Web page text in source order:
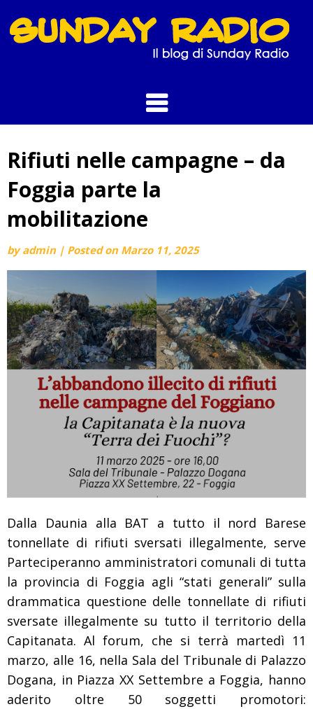
to
content
Rifiuti nelle campagne – da
Foggia parte la
mobilitazione
byadmin | Posted on Marzo 11, 2025
Dalla Daunia alla BAT a tutto il nord Barese
tonnellate di rifiuti sversati illegalmente, serve
Parteciperanno amministratori comunali di tutta
la provincia di Foggia agli “stati generali” sulla
drammatica questione delle tonnellate di rifiuti
sversate illegalmente su tutto il territorio della
Capitanata. Al forum, che si terrà martedì 11
marzo, alle 16, nella Sala del Tribunale di Palazzo
Dogana, in Piazza XX Settembre a Foggia, hanno
aderito oltre 50 soggetti promotori: